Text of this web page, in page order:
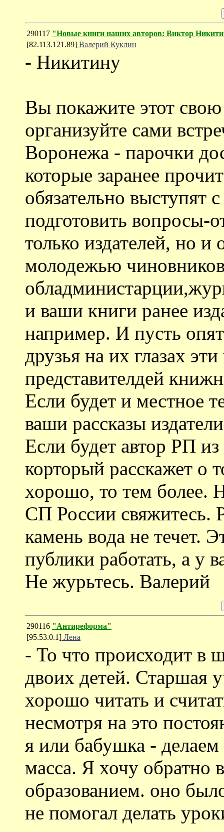
290117 "Новые книги наших авторов: Виктор
[82.113.121.89] Валерий Куклин
- Никитину
Вы покажите этот
организуйте сами
Воронежа - парочки
которые заранее
обязательно выступят
подготовить вопросы-
только издателей, но
молодежью
и ваши книги ранее
например. И пусть
друзья на их глазах
представителдей
Если будет и местное
ваши рассказы
Если будет автор РП
корторый расскажет о
хорошо, то тем более.
СП России свяжитесь.
камень вода не течет.
публики работать, а у
Не журьтесь. Валерий
290116 "Антиреформа"
[95.53.0.1] Лена
- То что происходит в
двоих детей. Старшая
хорошо читать и
несмотря на это
я или бабушка -
масса. Я хочу обратно
образованием. оно
не помогал делать